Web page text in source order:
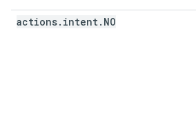
actions. intent . NO